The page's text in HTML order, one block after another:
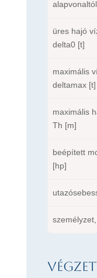
üres hajó
delta0 [t]
maximális
deltamax [t]
maximális
Th [m]
beépített
[hp]